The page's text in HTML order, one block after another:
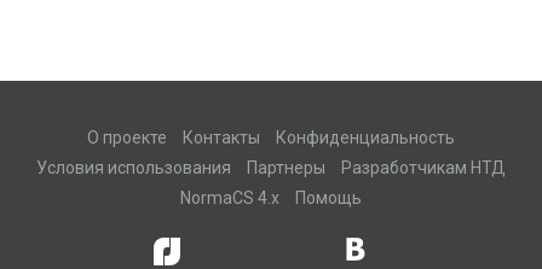
О проекте Контакты
Конфиденциальность
Условия использования
Партнеры
Разработчикам НТД
NormaCS 4.x
Помощь